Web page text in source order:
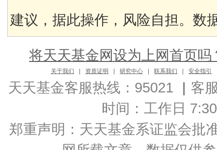
建议，据此操作，风险自担。数
将天天基金网设为上网首页吗
关于我们 资质证明 研究中心 联系我们 安全指引
天天基金客服热线：95021 | 客
时间：工作日
郑重声明： 天天基金系证监会批